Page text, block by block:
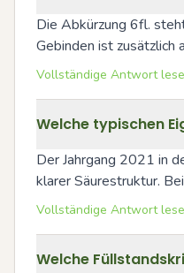
Die Abkürzung 6fl.
Gebinden ist zusätzlich
Vollständige Antwort
Welche typischen
Der Jahrgang 2021 in
klarer Säurestruktur.
Vollständige Antwort
Welche